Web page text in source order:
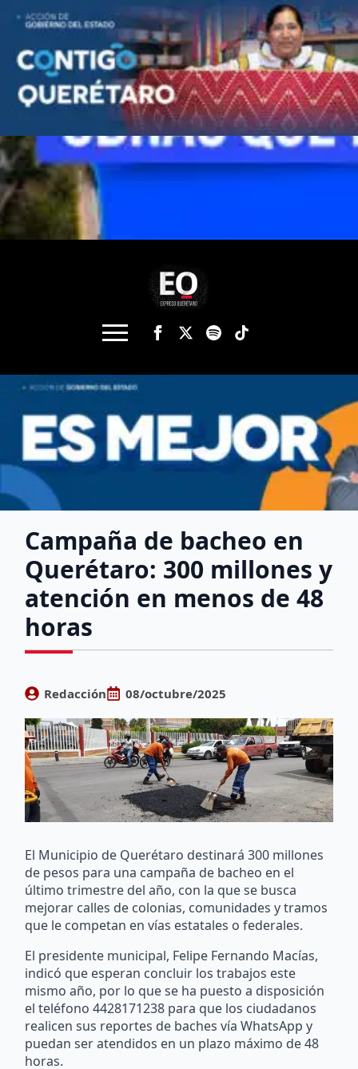
Campaña de bacheo en
Querétaro: 300 millones y
atención en menos de 48
horas
Redacción 08/octubre/2025
El Municipio de Querétaro destinará 300 millones
de pesos para una campaña de bacheo en el
último trimestre del año, con la que se busca
mejorar calles de colonias, comunidades y tramos
que le competan en vías estatales o federales.
El presidente municipal, Felipe Fernando Macías,
indicó que esperan concluir los trabajos este
mismo año, por lo que se ha puesto a disposición
el teléfono 4428171238 para que los ciudadanos
realicen sus reportes de baches vía WhatsApp y
puedan ser atendidos en un plazo máximo de 48
horas.